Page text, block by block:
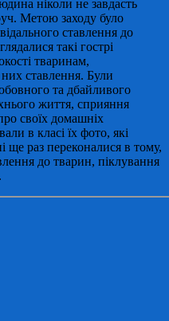
ніколи не завдасть
Метою заходу було
ставлення до
такі гострі
тваринам,
ставлення. Були
та дбайливого
життя, сприяння
своїх домашніх
в класі їх фото, які
раз переконалися в тому,
до тварин, піклування